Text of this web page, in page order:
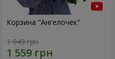
Корзина "Ангелочек"
1 949 грн